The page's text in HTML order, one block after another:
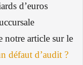
d’euros
notre article sur le
défaut d’audit ?